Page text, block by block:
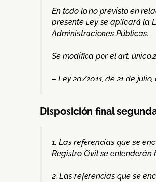
En todo lo no previsto en
presente Ley se aplicará la
Administraciones Públicas.
Se modifica por el art.
– Ley 20/2011, de 21 de julio,
Disposición final
1. Las referencias que se
Registro Civil se entenderán
2. Las referencias que se